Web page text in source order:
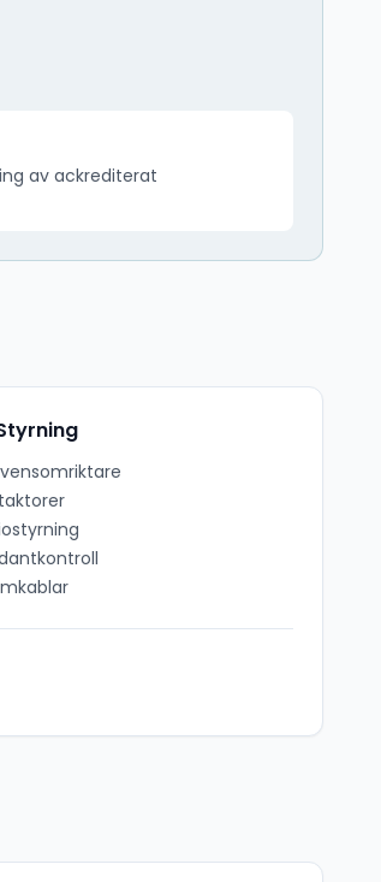
av ackrediterat